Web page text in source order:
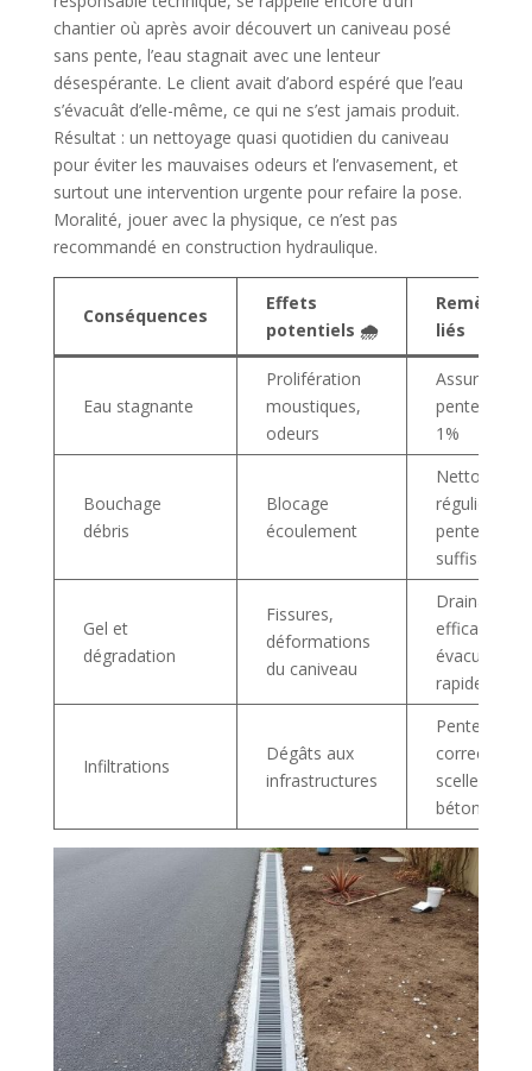
chantier où après avoir découvert un caniveau posé
sans pente, l’eau stagnait avec une lenteur
désespérante. Le client avait d’abord espéré que l’eau
s’évacuât d’elle-même, ce qui ne s’est jamais produit.
Résultat : un nettoyage quasi quotidien du caniveau
pour éviter les mauvaises odeurs et l’envasement, et
surtout une intervention urgente pour refaire la pose.
Moralité, jouer avec la physique, ce n’est pas
recommandé en construction hydraulique.
Conséquences
Effets
potentiels 🌧️
Remèdes
liés
Eau stagnante
Prolifération
moustiques,
odeurs
Assurer
pente ≥
1%
Bouchage
débris
Blocage
écoulement
Nettoyage
régulier,
pente
suffisante
Gel et
dégradation
Fissures,
déformations
du caniveau
Drainage
efficace,
évacuation
rapide
Infiltrations
Dégâts aux
infrastructures
Pente
correcte +
scellement
béton